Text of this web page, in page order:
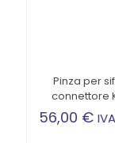
Pinza per
connettore
56,00 €